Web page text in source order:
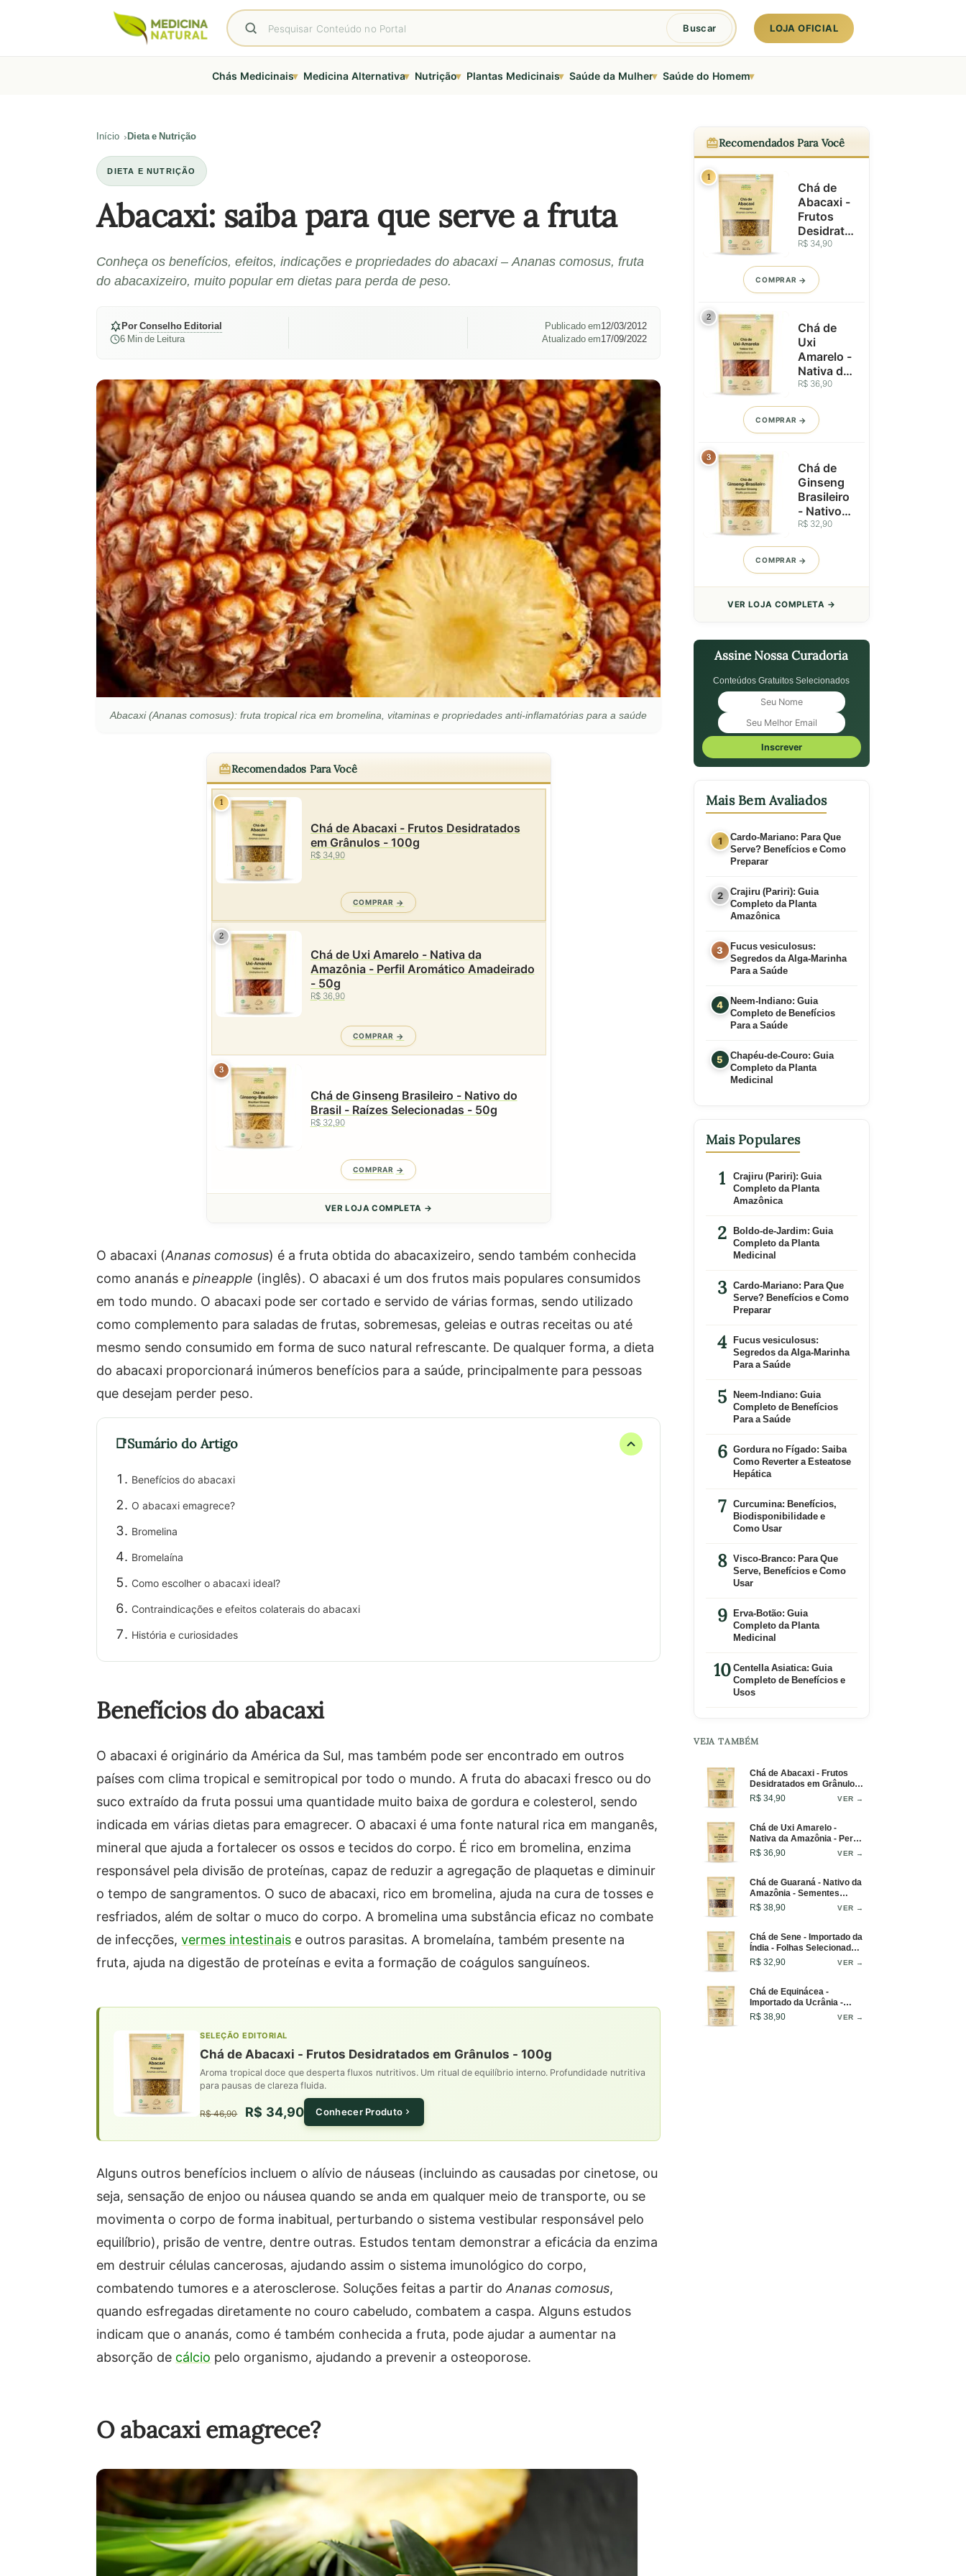
Buscar LOJA OFICIAL
Chás Medicinais▾ Medicina Alternativa▾ Nutrição▾ Plantas Medicinais▾ Saúde da Mulher▾ Saúde do Homem▾
Início Dieta e Nutrição
DIETA E NUTRIÇÃO
Abacaxi: saiba para que serve a fruta
Conheça os benefícios, efeitos, indicações e propriedades do abacaxi – Ananas comosus, fruta
do abacaxizeiro, muito popular em dietas para perda de peso.
PorConselho Editorial
6 Min de Leitura
Publicado em12/03/2012
Atualizado em17/09/2022
Abacaxi (Ananas comosus): fruta tropical rica em bromelina, vitaminas e propriedades anti-inflamatórias para a saúde
Recomendados Para Você
1
Chá de Abacaxi - Frutos Desidratados
em Grânulos - 100g
R$ 34,90
COMPRAR
2
Chá de Uxi Amarelo - Nativa da
Amazônia - Perfil Aromático Amadeirado
- 50g
R$ 36,90
COMPRAR
3
Chá de Ginseng Brasileiro - Nativo do
Brasil - Raízes Selecionadas - 50g
R$ 32,90
COMPRAR
VER LOJA COMPLETA →
O abacaxi (Ananas comosus) é a fruta obtida do abacaxizeiro, sendo também conhecida
como ananás epineapple (inglês). O abacaxi é um dos frutos mais populares consumidos
em todo mundo. O abacaxi pode ser cortado e servido de várias formas, sendo utilizado
como complemento para saladas de frutas, sobremesas, geleias e outras receitas ou até
mesmo sendo consumido em forma de suco natural refrescante. De qualquer forma, a dieta
do abacaxi proporcionará inúmeros benefícios para a saúde, principalmente para pessoas
que desejam perder peso.
Sumário do Artigo
Benefícios do abacaxi
O abacaxi emagrece?
Bromelina
Bromelaína
Como escolher o abacaxi ideal?
Contraindicações e efeitos colaterais do abacaxi
História e curiosidades
Benefícios do abacaxi
O abacaxi é originário da América da Sul, mas também pode ser encontrado em outros
países com clima tropical e semitropical por todo o mundo. A fruta do abacaxi fresco ou do
suco extraído da fruta possui uma quantidade muito baixa de gordura e colesterol, sendo
indicada em várias dietas para emagrecer. O abacaxi é uma fonte natural rica em manganês,
mineral que ajuda a fortalecer os ossos e tecidos do corpo. É rico em bromelina, enzima
responsável pela divisão de proteínas, capaz de reduzir a agregação de plaquetas e diminuir
o tempo de sangramentos. O suco de abacaxi, rico em bromelina, ajuda na cura de tosses e
resfriados, além de soltar o muco do corpo. A bromelina uma substância eficaz no combate
de infecções,vermes intestinais e outros parasitas. A bromelaína, também presente na
fruta, ajuda na digestão de proteínas e evita a formação de coágulos sanguíneos.
SELEÇÃO EDITORIAL
Chá de Abacaxi - Frutos Desidratados em Grânulos - 100g
Aroma tropical doce que desperta fluxos nutritivos. Um ritual de equilíbrio interno. Profundidade nutritiva
para pausas de clareza fluida.
R$ 46,90 R$ 34,90 Conhecer Produto
Alguns outros benefícios incluem o alívio de náuseas (incluindo as causadas por cinetose, ou
seja, sensação de enjoo ou náusea quando se anda em qualquer meio de transporte, ou se
movimenta o corpo de forma inabitual, perturbando o sistema vestibular responsável pelo
equilíbrio), prisão de ventre, dentre outras. Estudos tentam demonstrar a eficácia da enzima
em destruir células cancerosas, ajudando assim o sistema imunológico do corpo,
combatendo tumores e a aterosclerose. Soluções feitas a partir doAnanas comosus,
quando esfregadas diretamente no couro cabeludo, combatem a caspa. Alguns estudos
indicam que o ananás, como é também conhecida a fruta, pode ajudar a aumentar na
absorção de cálcio pelo organismo, ajudando a prevenir a osteoporose.
O abacaxi emagrece?
Recomendados Para Você
1
Chá de
Abacaxi -
Frutos
Desidrata
dos em
100g
R$ 34,90
COMPRAR
2
Chá de
Uxi
Amarelo -
Nativa da
Amazônia
Aromático
Amadeira
R$ 36,90
COMPRAR
3
Chá de
Ginseng
Brasileiro
- Nativo
do Brasil -
Seleciona
das - 50g
R$ 32,90
COMPRAR
VER LOJA COMPLETA →
Assine Nossa Curadoria
Conteúdos Gratuitos Selecionados
Inscrever
Mais Bem Avaliados
Cardo-Mariano: Para Que
Serve? Benefícios e Como
Preparar
Crajiru (Pariri): Guia
Completo da Planta
Amazônica
Fucus vesiculosus:
Segredos da Alga-Marinha
Para a Saúde
Neem-Indiano: Guia
Completo de Benefícios
Para a Saúde
Chapéu-de-Couro: Guia
Completo da Planta
Medicinal
Mais Populares
Crajiru (Pariri): Guia
Completo da Planta
Amazônica
Boldo-de-Jardim: Guia
Completo da Planta
Medicinal
Cardo-Mariano: Para Que
Serve? Benefícios e Como
Preparar
Fucus vesiculosus:
Segredos da Alga-Marinha
Para a Saúde
Neem-Indiano: Guia
Completo de Benefícios
Para a Saúde
Gordura no Fígado: Saiba
Como Reverter a Esteatose
Hepática
Curcumina: Benefícios,
Biodisponibilidade e
Como Usar
Visco-Branco: Para Que
Serve, Benefícios e Como
Usar
Erva-Botão: Guia
Completo da Planta
Medicinal
Centella Asiatica: Guia
Completo de Benefícios e
Usos
VEJA TAMBÉM
Chá de Abacaxi - Frutos
Desidratados em Grânulos
- 100g
R$ 34,90 VER →
Chá de Uxi Amarelo -
Nativa da Amazônia - Perfil
Aromático Amadeirado -
50g
R$ 36,90 VER →
Chá de Guaraná - Nativo da
Amazônia - Sementes
Inteiras - 100g
R$ 38,90 VER →
Chá de Sene - Importado da
Índia - Folhas Selecionadas
- 50g
R$ 32,90 VER →
Chá de Equinácea -
Importado da Ucrânia -
Infusão Intensa e Marcante
- 50g
R$ 38,90 VER →